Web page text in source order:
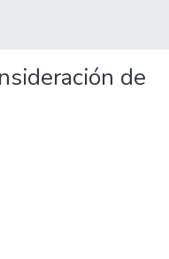
de